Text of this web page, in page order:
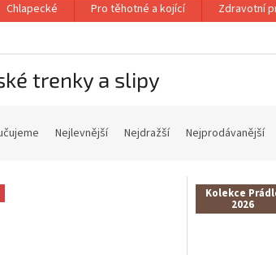
Chlapecké Pro těhotné a kojící Zdravotní
trenky a slipy
Nejlevnější Nejdražší Nejprodávanější
Kolekce
2026